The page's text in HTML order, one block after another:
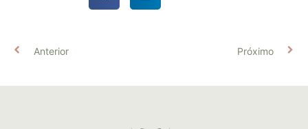
Anterior Próximo